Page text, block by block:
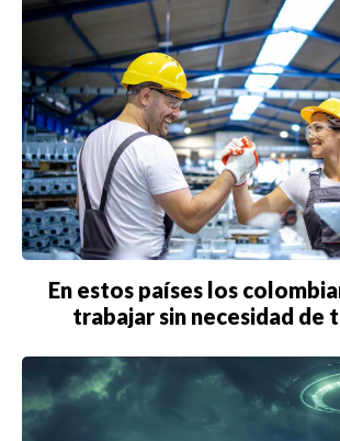
En estos países los
trabajar sin necesidad de